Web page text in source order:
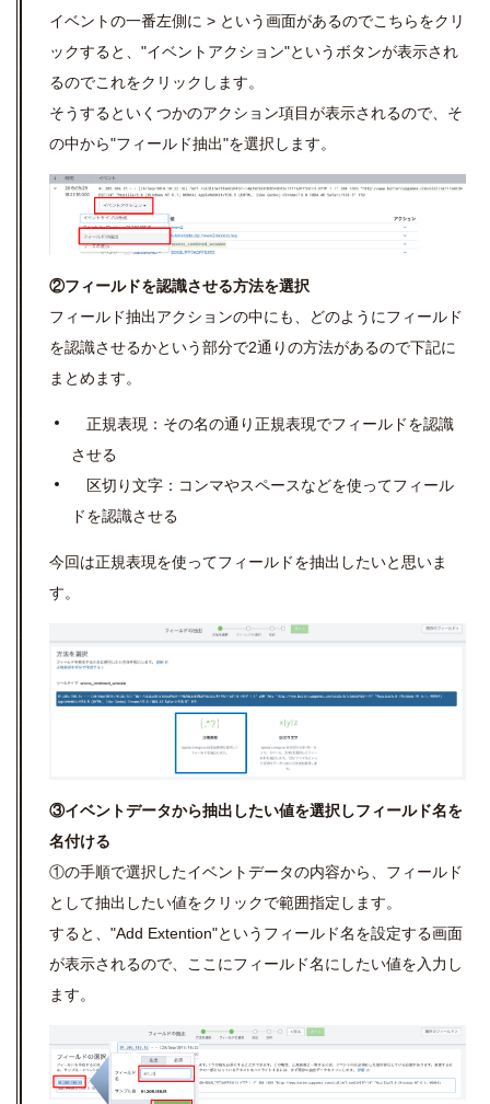
イベントの一番左側に > という画面があるのでこちらをクリ
ックすると、"イベントアクション"というボタンが表示され
るのでこれをクリックします。
そうするといくつかのアクション項目が表示されるので、そ
の中から"フィールド抽出"を選択します。
②フィールドを認識させる方法を選択
フィールド抽出アクションの中にも、どのようにフィールド
を認識させるかという部分で2通りの方法があるので下記に
まとめます。
正規表現：その名の通り正規表現でフィールドを認識
させる
区切り文字：コンマやスペースなどを使ってフィール
ドを認識させる
今回は正規表現を使ってフィールドを抽出したいと思いま
す。
③イベントデータから抽出したい値を選択しフィールド名を
名付ける
①の手順で選択したイベントデータの内容から、フィールド
として抽出したい値をクリックで範囲指定します。
すると、"Add Extention"というフィールド名を設定する画面
が表示されるので、ここにフィールド名にしたい値を入力し
ます。